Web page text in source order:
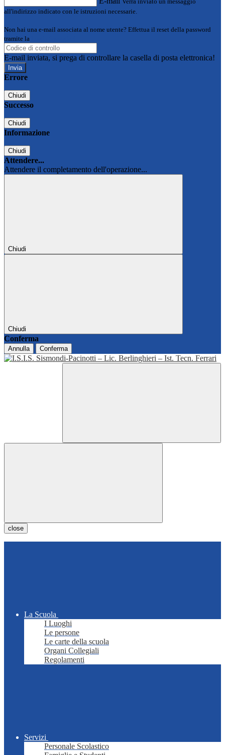
all'indirizzo indicato con le istruzioni necessarie.
Non hai una e-mail associata al nome utente? Effettua il reset della password
tramite la
E-mail inviata, si prega di controllare la casella di posta elettronica!
Errore
Chiudi
Successo
Chiudi
Informazione
Chiudi
Attendere...
Attendere il completamento dell'operazione...
Chiudi
Chiudi
Conferma
Annulla Conferma
close
La Scuola
I Luoghi
Le persone
Le carte della scuola
Organi Collegiali
Regolamenti
Servizi
Personale Scolastico